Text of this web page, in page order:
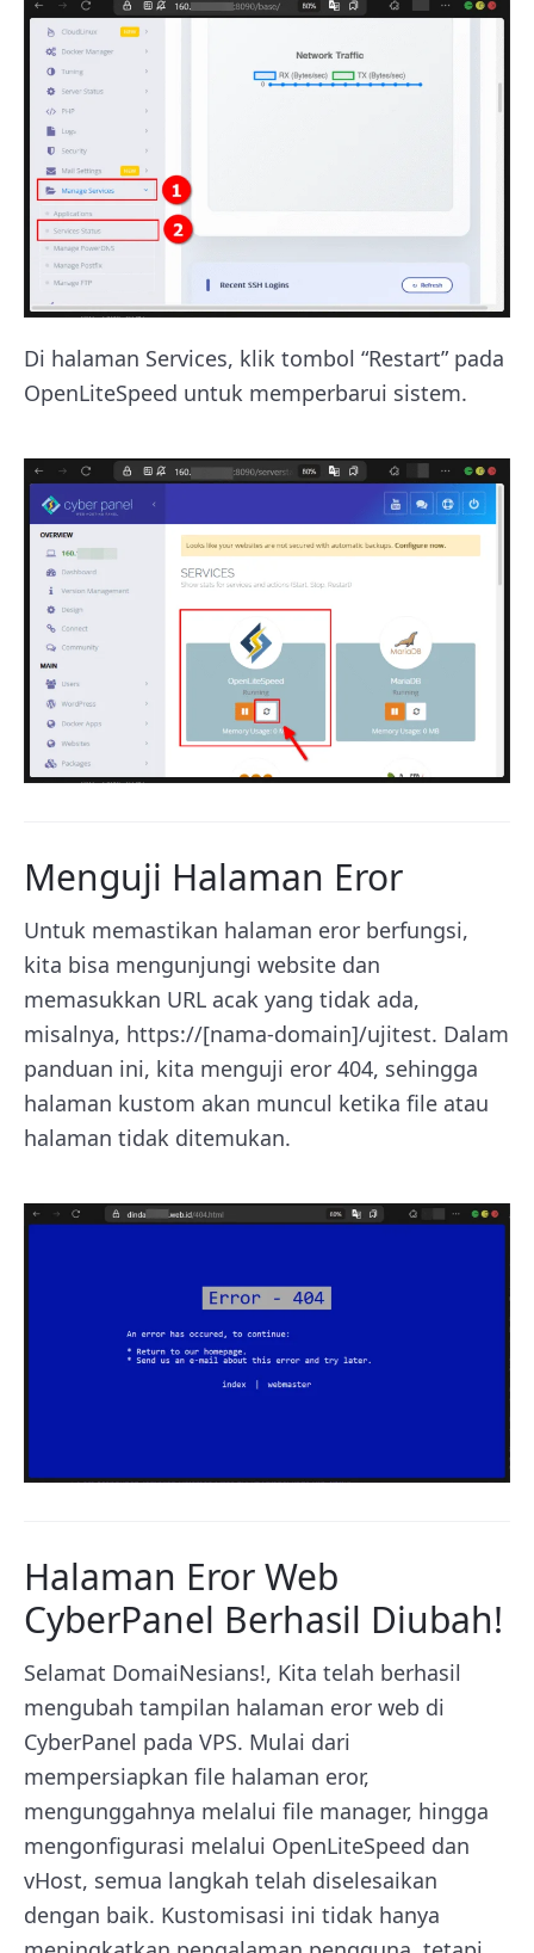
Di halaman Services, klik tombol “Restart” pada
OpenLiteSpeed untuk memperbarui sistem.
Menguji Halaman Eror
Untuk memastikan halaman eror berfungsi,
kita bisa mengunjungi website dan
memasukkan URL acak yang tidak ada,
misalnya, https://[nama-domain]/ujitest. Dalam
panduan ini, kita menguji eror 404, sehingga
halaman kustom akan muncul ketika file atau
halaman tidak ditemukan.
Halaman Eror Web
CyberPanel Berhasil Diubah!
Selamat DomaiNesians!, Kita telah berhasil
mengubah tampilan halaman eror web di
CyberPanel pada VPS. Mulai dari
mempersiapkan file halaman eror,
mengunggahnya melalui file manager, hingga
mengonfigurasi melalui OpenLiteSpeed dan
vHost, semua langkah telah diselesaikan
dengan baik. Kustomisasi ini tidak hanya